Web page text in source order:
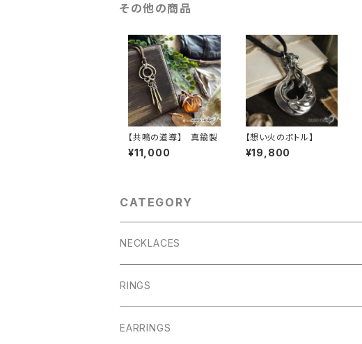
その他の商品
【共鳴の道導】 真鍮製
¥11,000
【想い火のボトル】
¥19,800
CATEGORY
NECKLACES
RINGS
EARRINGS